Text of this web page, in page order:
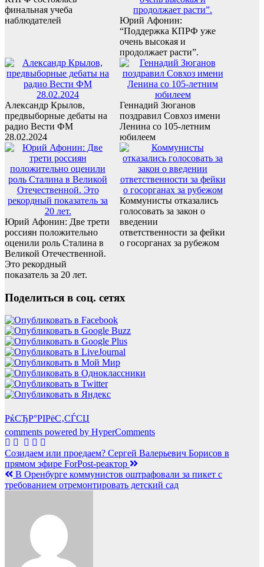
финальная учеба
наблюдателей
Юрий Афонин:
“Поддержка КПРФ уже
очень высокая и
продолжает расти”.
Александр Крылов,
предвыборные дебаты на
радио Вести ФМ
28.02.2024
Геннадий Зюганов
поздравил Совхоз имени
Ленина со 105-летним
юбилеем
Юрий Афонин: Две трети
россиян положительно
оценили роль Сталина в
Великой Отечественной.
Это рекордный
показатель за 20 лет.
Коммунисты отказались
голосовать за закон о
введении
ответственности за фейки
о госорганах за рубежом
Поделиться в соц. сетях
РќСЂР°РІРёС‚СЃСЏ
comments powered by HyperComments
Навигация
по
записям
Созидаем или проедаем? Сергей Валерьевич Борисов в
прямом эфире ForPost-реактор
В Оренбурге коммунистов оштрафовали за пикет с
требованием отремонтировать детский сад